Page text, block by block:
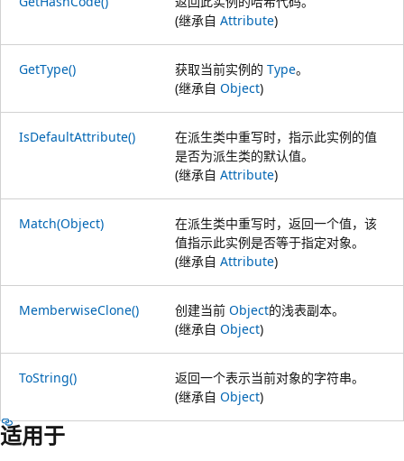
(继承自 Attribute)
GetType() 获取当前实例的 Type。
(继承自 Object)
IsDefaultAttribute()
在派生类中重写时，指示此实例的值
是否为派生类的默认值。
(继承自 Attribute)
Match(Object)
在派生类中重写时，返回一个值，该
值指示此实例是否等于指定对象。
(继承自 Attribute)
MemberwiseClone() 创建当前 Object的浅表副本。
(继承自 Object)
ToString()
返回一个表示当前对象的字符串。
(继承自 Object)
适用于